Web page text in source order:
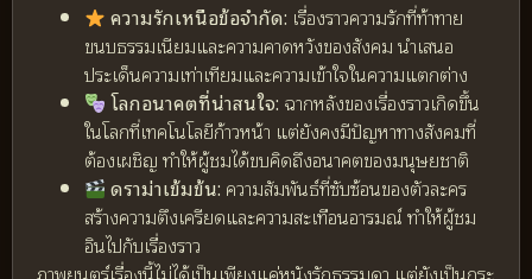
ความรักเหนือข้อจำกัด: เรื่องราวความรักที่ท้าทาย
ขนบธรรมเนียมและความคาดหวังของสังคม นำเสนอ
ประเด็นความเท่าเทียมและความเข้าใจในความแตกต่าง
โลกอนาคตที่น่าสนใจ: ฉากหลังของเรื่องราวเกิดขึ้น
ในโลกที่เทคโนโลยีก้าวหน้า แต่ยังคงมีปัญหาทางสังคมที่
ต้องเผชิญ ทำให้ผู้ชมได้ขบคิดถึงอนาคตของมนุษยชาติ
ดราม่าเข้มข้น: ความสัมพันธ์ที่ซับซ้อนของตัวละคร
สร้างความตึงเครียดและความสะเทือนอารมณ์ ทำให้ผู้ชม
อินไปกับเรื่องราว